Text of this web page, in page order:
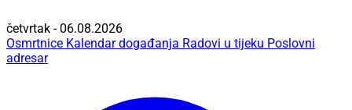
četvrtak - 06.08.2026
Osmrtnice Kalendar događanja Radovi u tijeku Poslovni
adresar